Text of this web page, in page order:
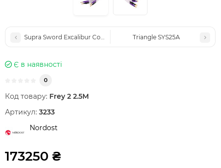
Supra Sword Excalibur Combicon 2X2.5MTriangle SYS25A
Є в наявності
0
Код товару: Frey 2 2.5M
Артикул: 3233
Nordost
173250 ₴